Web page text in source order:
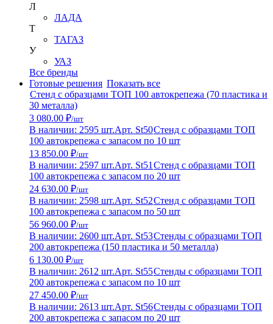
Л
ЛАДА
Т
ТАГАЗ
У
УАЗ
Все бренды
Готовые решения Показать все
Стенд с образцами ТОП 100 автокрепежа (70 пластика и
30 металла)
3 080.00 ₽/шт
В наличии: 2595 шт.Арт. St50Стенд с образцами ТОП
100 автокрепежа с запасом по 10 шт
13 850.00 ₽/шт
В наличии: 2597 шт.Арт. St51 Стенд с образцами ТОП
100 автокрепежа с запасом по 20 шт
24 630.00 ₽/шт
В наличии: 2598 шт.Арт. St52Стенд с образцами ТОП
100 автокрепежа с запасом по 50 шт
56 960.00 ₽/шт
В наличии: 2600 шт.Арт. St53Стенды с образцами ТОП
200 автокрепежа (150 пластика и 50 металла)
6 130.00 ₽/шт
В наличии: 2612 шт.Арт. St55Стенды с образцами ТОП
200 автокрепежа с запасом по 10 шт
27 450.00 ₽/шт
В наличии: 2613 шт.Арт. St56Стенды с образцами ТОП
200 автокрепежа с запасом по 20 шт